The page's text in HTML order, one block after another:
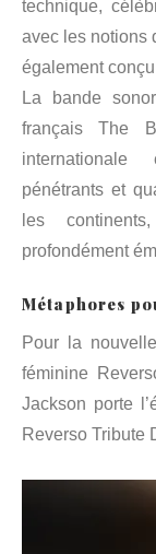
technique,
avec les notions
également
La bande
français The
pénétrants et
les
profondément
Métaphores
Pour la
féminine
Jackson porte
Reverso Tribute